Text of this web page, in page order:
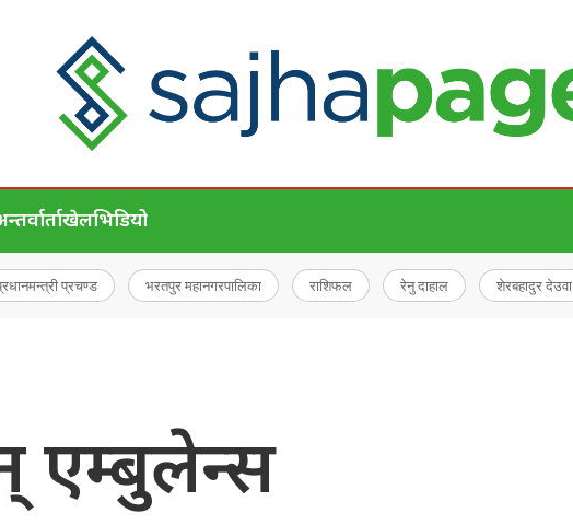
खेलभिडियो
प्रचण्ड भरतपुर महानगरपालिका राशिफल रेनु दाहाल शेरबहादुर देउवा
एम्बुलेन्स